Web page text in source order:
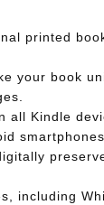
printed
your book
all Kindle
including